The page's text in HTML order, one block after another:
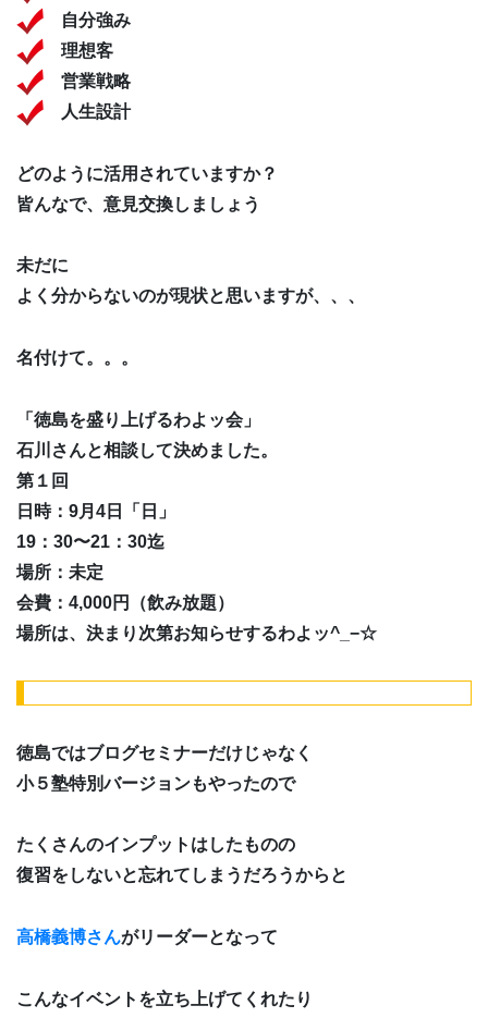
自分強み
理想客
営業戦略
人生設計
どのように活用されていますか？
皆んなで、意見交換しましょう
未だに
よく分からないのが現状と思いますが、、、
名付けて。。。
「徳島を盛り上げるわよッ会」
石川さんと相談して決めました。
第１回
日時：9月4日「日」
19：30〜21：30迄
場所：未定
会費：4,000円（飲み放題）
場所は、決まり次第お知らせするわよッ^_−☆
徳島ではブログセミナーだけじゃなく
小５塾特別バージョンもやったので
たくさんのインプットはしたものの
復習をしないと忘れてしまうだろうからと
高橋義博さんがリーダーとなって
こんなイベントを立ち上げてくれたり